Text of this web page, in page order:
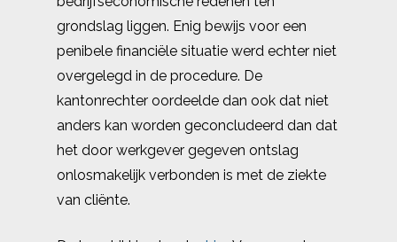
grondslag liggen. Enig bewijs voor een
penibele financiële situatie werd echter niet
overgelegd in de procedure. De
kantonrechter oordeelde dan ook dat niet
anders kan worden geconcludeerd dan dat
het door werkgever gegeven ontslag
onlosmakelijk verbonden is met de ziekte
van cliënte.